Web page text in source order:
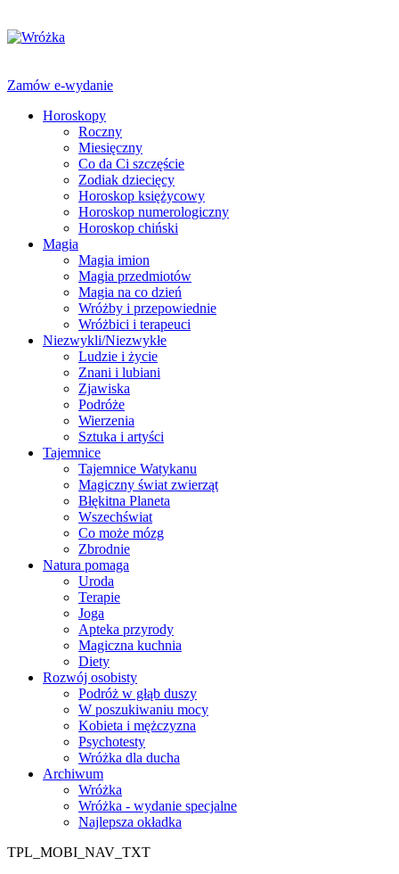
Zamów e-wydanie
Horoskopy
Roczny
Miesięczny
Co da Ci szczęście
Zodiak dziecięcy
Horoskop księżycowy
Horoskop numerologiczny
Horoskop chiński
Magia
Magia imion
Magia przedmiotów
Magia na co dzień
Wróżby i przepowiednie
Wróżbici i terapeuci
Niezwykli/Niezwykłe
Ludzie i życie
Znani i lubiani
Zjawiska
Podróże
Wierzenia
Sztuka i artyści
Tajemnice
Tajemnice Watykanu
Magiczny świat zwierząt
Błękitna Planeta
Wszechświat
Co może mózg
Zbrodnie
Natura pomaga
Uroda
Terapie
Joga
Apteka przyrody
Magiczna kuchnia
Diety
Rozwój osobisty
Podróż w głąb duszy
W poszukiwaniu mocy
Kobieta i mężczyzna
Psychotesty
Wróżka dla ducha
Archiwum
Wróżka
Wróżka - wydanie specjalne
Najlepsza okładka
TPL_MOBI_NAV_TXT